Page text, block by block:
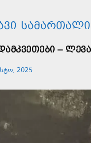
ᲡᲐᲛᲐᲠᲗᲐᲚᲘ
–
2025